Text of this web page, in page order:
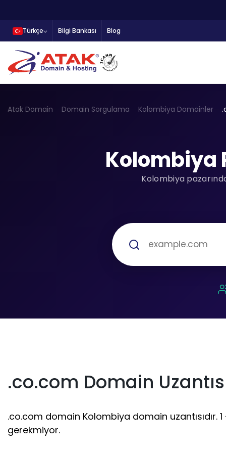
Türkçe Bilgi Bankası Blog
Atak Domain Domain Sorgulama Kolombiya Domainler
Kolombiya
Kolombiya
.co.com Domain
.co.com domain Kolombiya domain uzantısıdır.
gerekmiyor.